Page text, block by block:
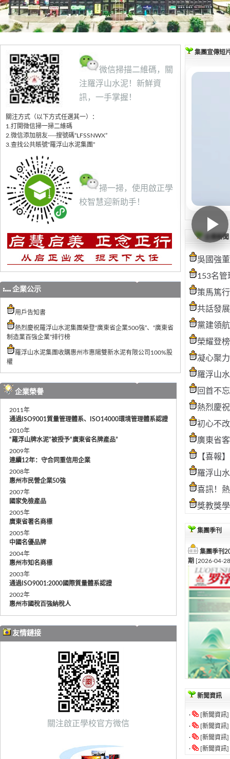
微信掃描二維碼，關
注羅浮山水泥！新鮮資
訊，一手掌握！
關注方式（以下方式任選其一）：
1.打開微信掃一掃二維碼
2.微信添加朋友----搜號碼“LFSSNWX”
3.查找公共賬號“羅浮山水泥集團”
掃一掃，使用啟正學
校智慧迎新助手！
企業公示
用戶告知書
熱烈慶祝羅浮山水泥集團榮登“廣東省企業500強”、“廣東省
制造業百強企業”排行榜
羅浮山水泥集團收購惠州市惠陽雙新水泥有限公司100%股
權
企業榮譽
2011年
通過ISO9001質量管理體系、ISO14000環境管理體系認證
2010年
“羅浮山牌水泥”被授予“廣東省名牌產品”
2009年
連續12年：守合同重信用企業
2008年
惠州市民營企業50強
2007年
國家免檢產品
2005年
廣東省著名商標
2005年
中國名優品牌
2004年
惠州市知名商標
2003年
通過ISO9001:2000國際質量體系認證
2002年
惠州市國稅百強納稅人
友情鏈接
關注啟正學校官方微信
集團宣傳短
企業新聞
吳國強
153名管
策馬篤
共話發
黨建領
榮耀登
凝心聚
羅浮山
回首不
熱烈慶
初心不
廣東省
【喜報
羅浮山
喜訊！
獎教獎
集團季刊
集團季刊
期 [2026-04-
新聞資訊
·
[新聞資訊]
·
[新聞資訊]
·
[新聞資訊]
·
[新聞資訊]